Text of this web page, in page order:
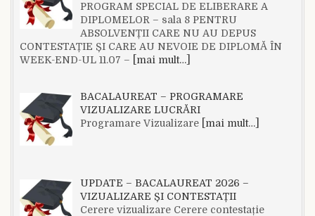
PROGRAM SPECIAL DE ELIBERARE A
DIPLOMELOR – sala 8 PENTRU
ABSOLVENȚII CARE NU AU DEPUS
CONTESTAȚIE ȘI CARE AU NEVOIE DE DIPLOMĂ ÎN
WEEK-END-UL 11.07 –
[mai mult…]
BACALAUREAT – PROGRAMARE
VIZUALIZARE LUCRĂRI
Programare Vizualizare[mai mult…]
UPDATE – BACALAUREAT 2026 –
VIZUALIZARE ȘI CONTESTAȚII
Cerere vizualizare Cerere contestație